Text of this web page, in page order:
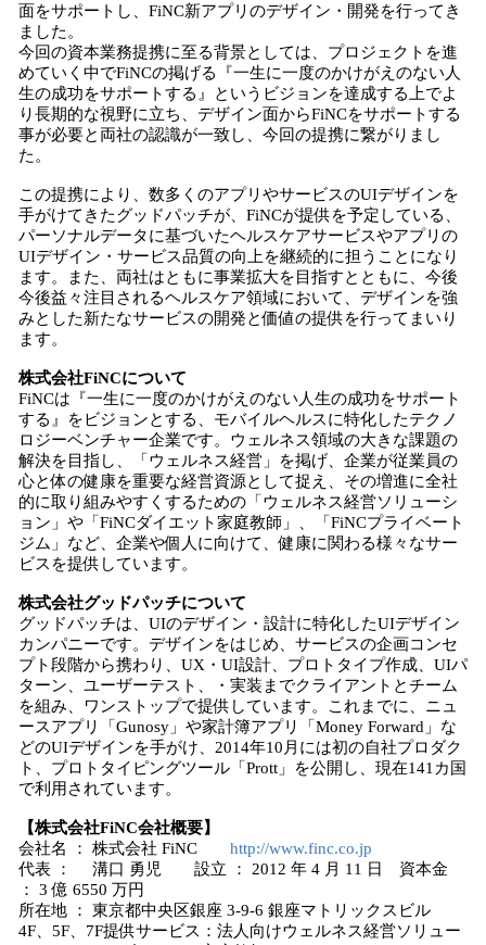
面をサポートし、FiNC新アプリのデザイン・開発を行ってき
ました。
今回の資本業務提携に至る背景としては、プロジェクトを進
めていく中でFiNCの掲げる『一生に一度のかけがえのない人
生の成功をサポートする』というビジョンを達成する上でよ
り長期的な視野に立ち、デザイン面からFiNCをサポートする
事が必要と両社の認識が一致し、今回の提携に繋がりまし
た。
この提携により、数多くのアプリやサービスのUIデザインを
手がけてきたグッドパッチが、FiNCが提供を予定している、
パーソナルデータに基づいたヘルスケアサービスやアプリの
UIデザイン・サービス品質の向上を継続的に担うことになり
ます。また、両社はともに事業拡大を目指すとともに、今後
今後益々注目されるヘルスケア領域において、デザインを強
みとした新たなサービスの開発と価値の提供を行ってまいり
ます。
株式会社FiNCについて
FiNCは『一生に一度のかけがえのない人生の成功をサポート
する』をビジョンとする、モバイルヘルスに特化したテクノ
ロジーベンチャー企業です。ウェルネス領域の大きな課題の
解決を目指し、「ウェルネス経営」を掲げ、企業が従業員の
心と体の健康を重要な経営資源として捉え、その増進に全社
的に取り組みやすくするための「ウェルネス経営ソリューシ
ョン」や「FiNCダイエット家庭教師」、「FiNCプライベート
ジム」など、企業や個人に向けて、健康に関わる様々なサー
ビスを提供しています。
株式会社グッドパッチについて
グッドパッチは、UIのデザイン・設計に特化したUIデザイン
カンパニーです。デザインをはじめ、サービスの企画コンセ
プト段階から携わり、UX・UI設計、プロトタイプ作成、UIパ
ターン、ユーザーテスト、・実装までクライアントとチーム
を組み、ワンストップで提供しています。これまでに、ニュ
ースアプリ「Gunosy」や家計簿アプリ「Money Forward」な
どのUIデザインを手がけ、2014年10月には初の自社プロダク
ト、プロトタイピングツール「Prott」を公開し、現在141カ国
で利用されています。
【株式会社FiNC会社概要】
会社名 ： 株式会社 FiNC http://www.finc.co.jp
代表 ： 溝口 勇児 設立 ： 2012 年 4 月 11 日 資本金
： 3 億 6550 万円
所在地 ： 東京都中央区銀座 3-9-6 銀座マトリックスビル
4F、5F、7F提供サービス：法人向けウェルネス経営ソリュー